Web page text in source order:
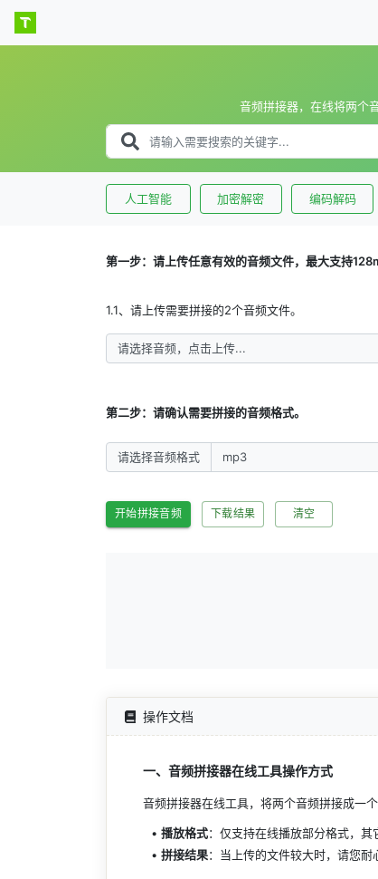
音频拼接器，在线将两个
人工智能 加密解密 编码解码
第一步：请上传任意有效的音频文件，最大支持
1.1、请上传需要拼接的2个音频文件。
请选择音频，点击上传...
第二步：请确认需要拼接的音频格式。
请选择音频格式
开始拼接音频 下载结果 清空
操作文档
一、音频拼接器在线工具操作方式
音频拼接器在线工具，将两个音频拼接成一
播放格式：仅支持在线播放部分格式，其
拼接结果：当上传的文件较大时，请您耐